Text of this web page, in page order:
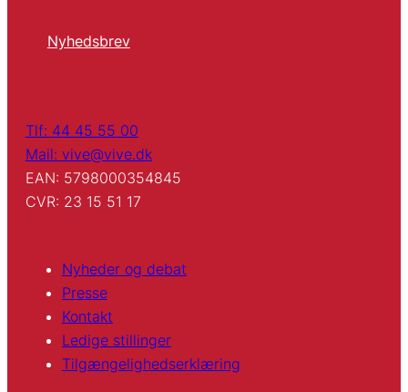
Nyhedsbrev
Tlf: 44 45 55 00
Mail: vive@vive.dk
EAN: 5798000354845
CVR: 23 15 51 17
Nyheder og debat
Presse
Kontakt
Ledige stillinger
Tilgængelighedserklæring